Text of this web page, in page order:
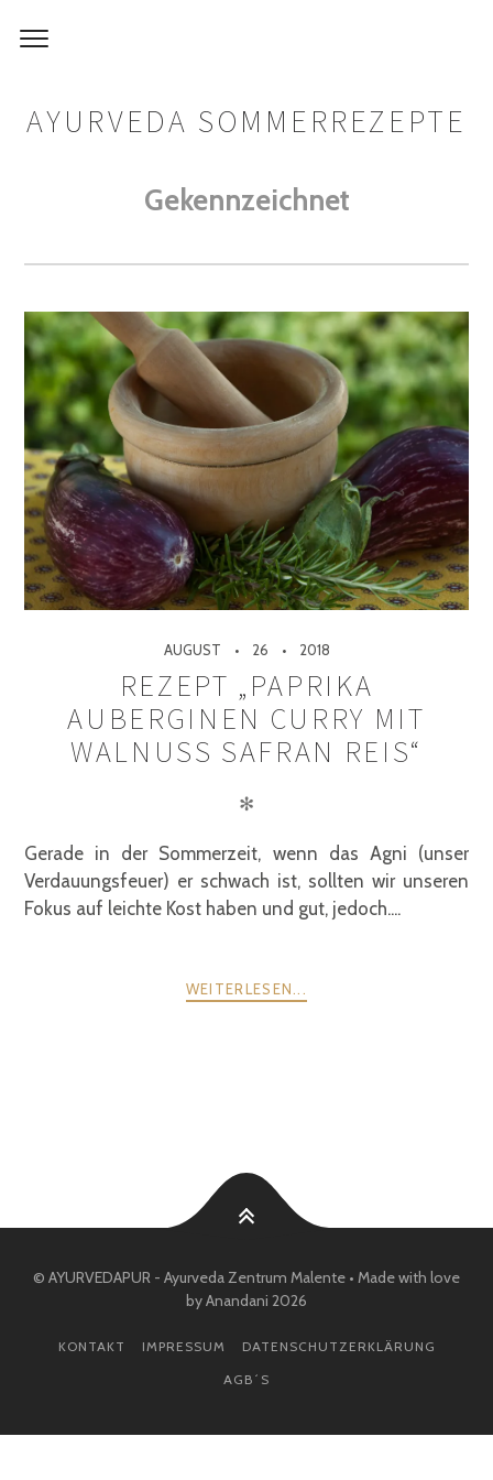
AYURVEDA SOMMERREZEPTE
Gekennzeichnet
AUGUST 26 2018
REZEPT „PAPRIKA
AUBERGINEN CURRY MIT
WALNUSS SAFRAN REIS“
✻
Gerade in der Sommerzeit, wenn das Agni (unser
Verdauungsfeuer) er schwach ist, sollten wir unseren
Fokus auf leichte Kost haben und gut, jedoch....
WEITERLESEN...
© AYURVEDAPUR - Ayurveda Zentrum Malente • Made with love
by Anandani 2026
KONTAKT IMPRESSUM
DATENSCHUTZERKLÄRUNG
AGB´S